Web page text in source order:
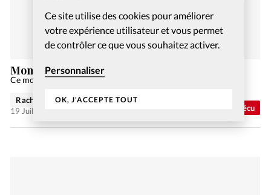
Ce site utilise des cookies pour améliorer
votre expérience utilisateur et vous permet
de contrôler ce que vous souhaitez activer.
Personnaliser
OK, J'ACCEPTE TOUT
Vécu
Mon témoignage en 2’
Ce mois-ci, Saraswati partage son témoignage.
Rachel Gamper
19 Juil 2023